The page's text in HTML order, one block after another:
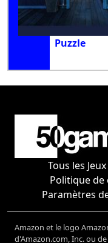
Puzzle
Tous les Jeux
Politique
Paramètres
Amazon et le logo
d'Amazon.com, Inc. ou